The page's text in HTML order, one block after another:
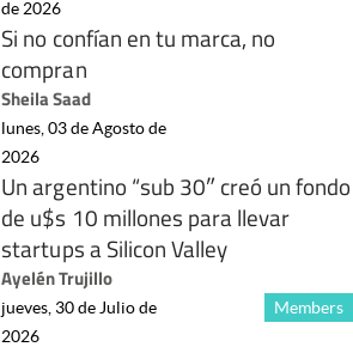
de 2026
Si no confían en tu marca, no
compran
Sheila Saad
lunes, 03 de Agosto de
2026
Un argentino “sub 30″ creó un fondo
de u$s 10 millones para llevar
startups a Silicon Valley
Ayelén Trujillo
Members
jueves, 30 de Julio de
2026